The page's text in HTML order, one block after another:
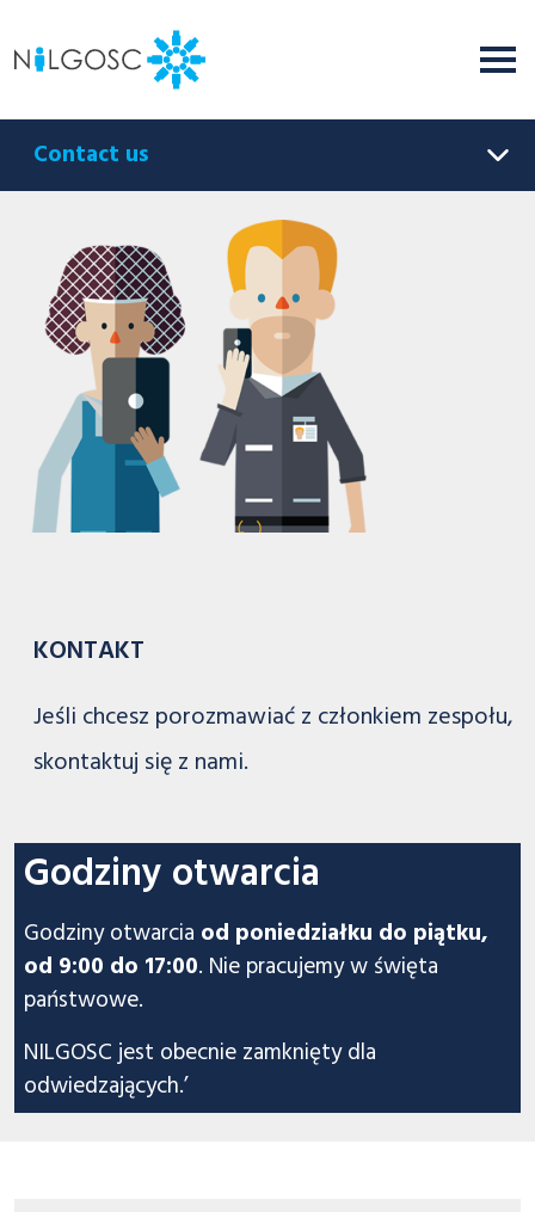
Contact us
KONTAKT
Jeśli chcesz porozmawiać z członkiem zespołu,
skontaktuj się z nami.
Godziny otwarcia
Godziny otwarcia od poniedziałku do piątku,
od 9:00 do 17:00. Nie pracujemy w święta
państwowe.
NILGOSC jest obecnie zamknięty dla
odwiedzających.’